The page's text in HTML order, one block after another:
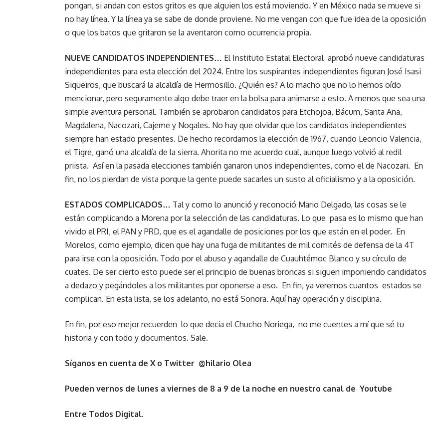
pongan, si andan con estos gritos es que alguien los está moviendo. Y en México nada se mueve si
no hay línea. Y la línea ya se sabe de donde proviene. No me vengan con que fue idea de la oposición
o que los batos que gritaron se la aventaron como ocurrencia propia.
NUEVE CANDIDATOS INDEPENDIENTES… El Instituto Estatal Electoral aprobó nueve candidaturas
independientes para esta elección del 2024. Entre los suspirantes independientes figuran José Isasi
Siqueiros, que buscará la alcaldía de Hermosillo. ¿Quién es? A lo macho que no lo hemos oído
mencionar, pero seguramente algo debe traer en la bolsa para animarse a esto. A menos que sea una
simple aventura personal. También se aprobaron candidatos para Etchojoa, Bácum, Santa Ana,
Magdalena, Nacozari, Cajeme y Nogales. No hay que olvidar que los candidatos independientes
siempre han estado presentes. De hecho recordamos la elección de 1967, cuando Leoncio Valencia,
el Tigre, ganó una alcaldía de la sierra. Ahorita no me acuerdo cual, aunque luego volvió al redil
priista. Así en la pasada elecciones también ganaron unos independientes, como el de Nacozari. En
fin, no los pierdan de vista porque la gente puede sacarles un susto al oficialismo y a la oposición.
ESTADOS COMPLICADOS… Tal y como lo anunció y reconoció Mario Delgado, las cosas se le
están complicando a Morena por la selección de las candidaturas. Lo que pasa es lo mismo que han
vivido el PRI, el PAN y PRD, que es el agandalle de posiciones por los que están en el poder. En
Morelos, como ejemplo, dicen que hay una fuga de militantes de mil comités de defensa de la 4T
para irse con la oposición. Todo por el abuso y agandalle de Cuauhtémoc Blanco y su círculo de
cuates. De ser cierto esto puede ser el principio de buenas broncas si siguen imponiendo candidatos
a dedazo y pegándoles a los militantes por oponerse a eso. En fin, ya veremos cuantos estados se
complican. En esta lista, se los adelanto, no está Sonora. Aquí hay operación y disciplina.
En fin, por eso mejor recuerden lo que decía el Chucho Noriega, no me cuentes a mí que sé tu
historia y con todo y documentos. Sale.
Síganos en cuenta de X o Twitter @hilario Olea
Pueden vernos de lunes a viernes de 8 a 9 de la noche en nuestro canal de Youtube
Entre Todos Digital.